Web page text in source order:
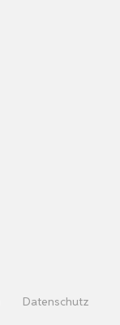
Datenschutz